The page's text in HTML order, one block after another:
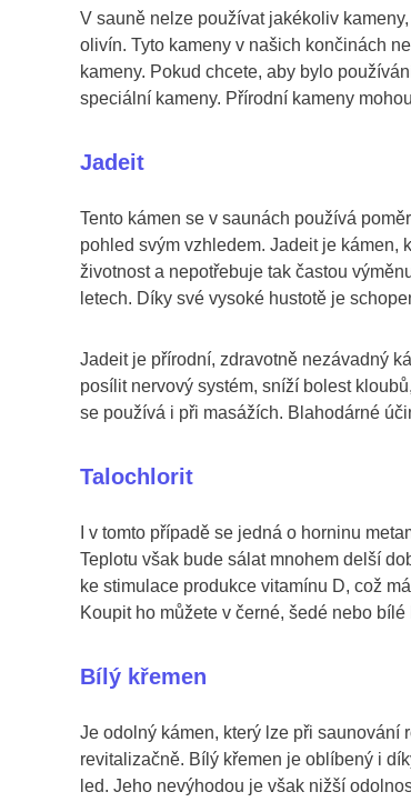
V sauně nelze používat jakékoliv
olivín. Tyto kameny v našich končinách
kameny. Pokud chcete, aby bylo
speciální kameny. Přírodní kameny
Jadeit
Tento kámen se v saunách používá
pohled svým vzhledem. Jadeit je kámen,
životnost a nepotřebuje tak častou
letech. Díky své vysoké hustotě je
Jadeit je přírodní, zdravotně nezávadný
posílit nervový systém, sníží bolest
se používá i při masážích. Blahodárné
Talochlorit
I v tomto případě se jedná o horninu
Teplotu však bude sálat mnohem delší
ke stimulace produkce vitamínu D, což
Koupit ho můžete v černé, šedé nebo bílé
Bílý křemen
Je odolný kámen, který lze při
revitalizačně. Bílý křemen je oblíbený i
led. Jeho nevýhodou je však nižší